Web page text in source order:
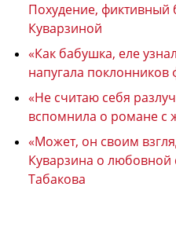
Похудение,
Куварзиной
«Как бабушка, еле
напугала поклонников
«Не считаю себя
вспомнила о романе с
«Может, он своим
Куварзина о любовной
Табакова